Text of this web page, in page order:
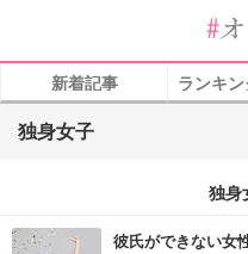
新着記事 ランキ
独身女子
独身
彼氏ができない女